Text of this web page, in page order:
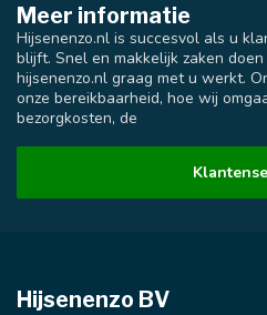
Meer informatie
Hijsenenzo.nl is succesvol als u
blijft. Snel en makkelijk zaken
hijsenenzo.nl graag met u werkt.
onze bereikbaarheid, hoe wij
bezorgkosten, de
Hijsenenzo BV